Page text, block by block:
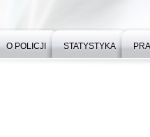
O POLICJI STATYSTYKA